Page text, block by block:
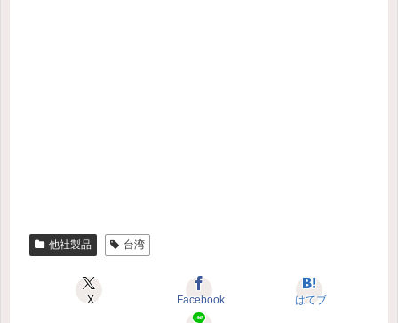
他社製品 台湾
X Facebook はてブ